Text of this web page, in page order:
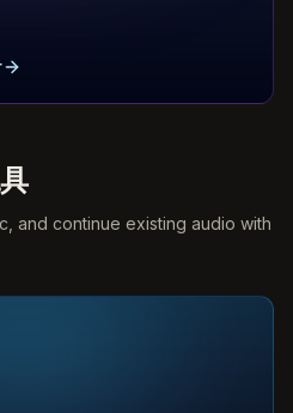
and continue existing audio with